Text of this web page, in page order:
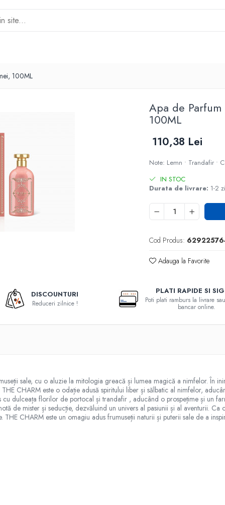
100ML
Apa de
100ML
110,38 Lei
Note: Lemn • Trandafir •
IN STOC
Durata de livrare: 1-2
Cod Produs:
Adauga la Favorite
DISCOUNTURI
Reduceri zilnice !
PLATI RAPIDE SI
Poti plati ramburs la livrare
bancar online.
sale, cu o aluzie la mitologia greacă și lumea magică a nimfelor. În
CHARM este o odație adusă spiritului liber și sălbatic al nimfelor,
dulceața florilor de portocal și trandafir , aducând o prospețime și un
de mister și seducție, dezvăluind un univers al pasiunii și al aventurii.
THE CHARM este un omagiu adus frumuseții naturii și puterii sale de a